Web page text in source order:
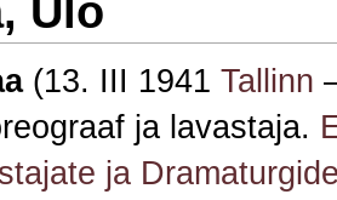
Ülo
(13. III 1941 Tallinn
ja lavastaja.
ja